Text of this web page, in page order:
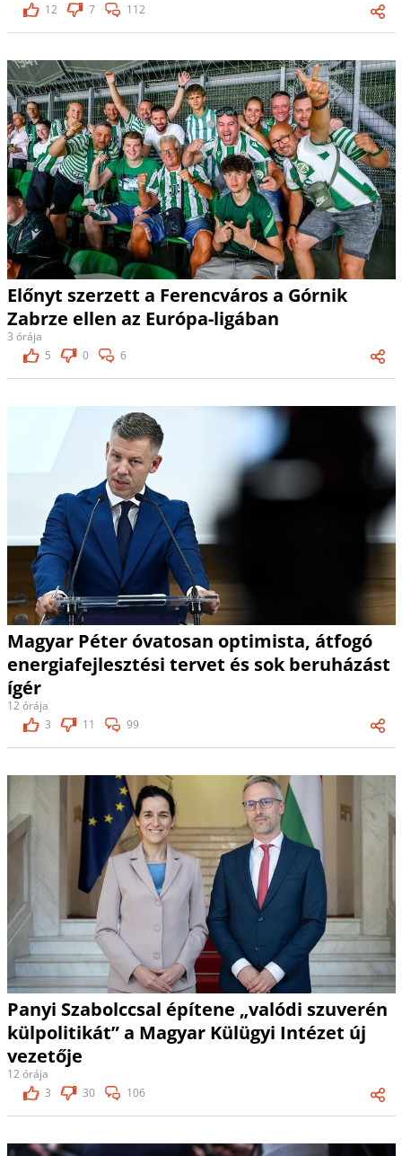
12
7 112
Előnyt szerzett a Ferencváros a Górnik
Zabrze ellen az Európa-ligában
3 órája
5
0 6
Magyar Péter óvatosan optimista, átfogó
energiafejlesztési tervet és sok beruházást
ígér
12 órája
3
11 99
Panyi Szabolccsal építene „valódi szuverén
külpolitikát” a Magyar Külügyi Intézet új
vezetője
12 órája
3
30 106